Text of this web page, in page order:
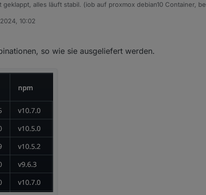
geklappt, alles läuft stabil. (iob auf proxmox debian10 Container,
20" das Update gemacht, iob hat jetzt node-js 20.13.1, aber
10:02
so wie sie ausgeliefert werden.